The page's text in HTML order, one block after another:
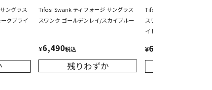
ングラス
クブライ
Tifosi Swank ティフォージ サングラス
スワンク ゴールデンレイ/スカイブルー
¥6,490税込
残りわずか
Tifosi Swank ティフォー
スワンク サテンブラック/
イトブルー
¥6,490